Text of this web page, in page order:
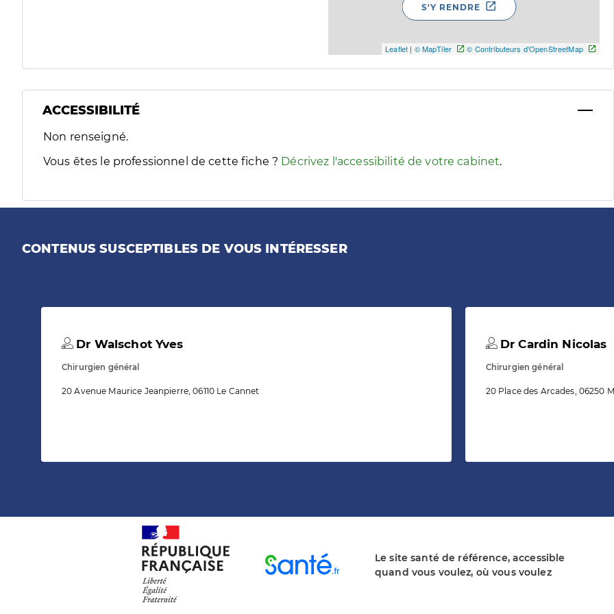
Leaflet | © MapTiler © Contributeurs d'OpenStreetMap
S'Y RENDRE
ACCESSIBILITÉ
Filtres
Sélectionnez un ou plusieurs handicaps/besoins spécifiques pour afficher les informations d'accessibilité associées
Non renseigné.
Vous êtes le professionnel de cette fiche ? Décrivez l'accessibilité de votre cabinet.
CONTENUS SUSCEPTIBLES DE VOUS INTÉRESSER
Dr Walschot Yves
Chirurgien général
20 Avenue Maurice Jeanpierre, 06110 Le Cannet
Dr Cardin Nicolas
Chirurgien général
20 Place des Arcades, 06250
Le site santé de référence, accessible
quand vous voulez, où vous voulez